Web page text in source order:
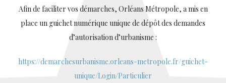
Afin de faciliter vos démarches, Orléans Métropole, a mis en
place un guichet numérique unique de dépôt des demandes
d’autorisation d’urbanisme :
https://demarchesurbanisme.orleans-metropole.fr/guichet-
unique/Login/Particulier